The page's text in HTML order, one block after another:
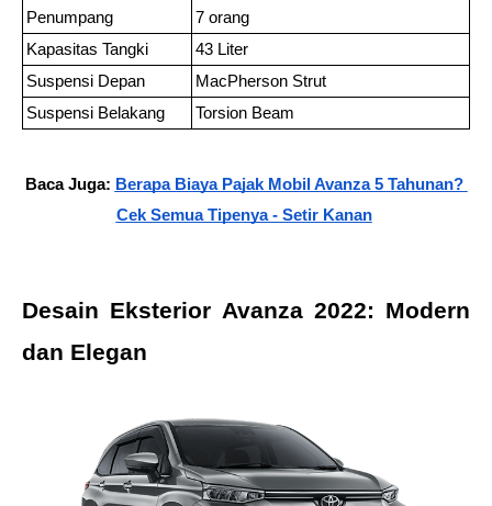
Penumpang
7 orang
Kapasitas Tangki
43 Liter
Suspensi Depan
MacPherson Strut
Suspensi Belakang
Torsion Beam
Baca Juga: Berapa Biaya Pajak Mobil Avanza 5 Tahunan?
Cek Semua Tipenya - Setir Kanan
Desain Eksterior Avanza 2022: Modern
dan Elegan